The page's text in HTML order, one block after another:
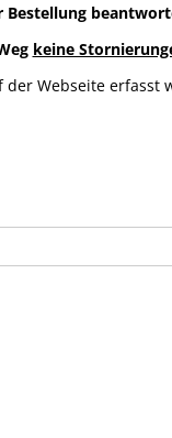
keine
Webseite erfasst